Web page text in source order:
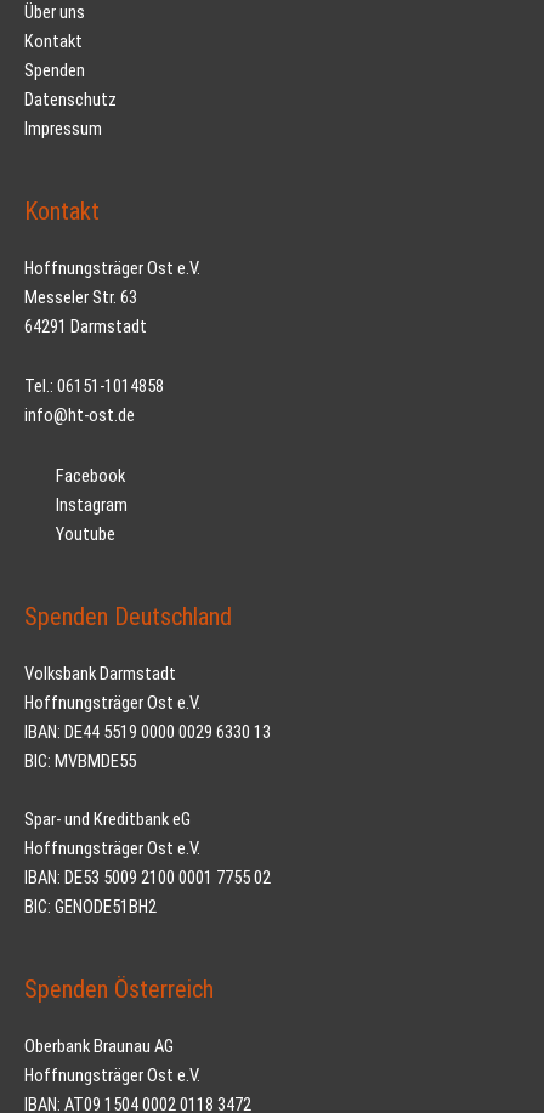
Über uns
Kontakt
Spenden
Datenschutz
Impressum
Kontakt
Hoffnungsträger Ost e.V.
Messeler Str. 63
64291 Darmstadt
Tel.: 06151-1014858
info@ht-ost.de
Facebook
Instagram
Youtube
Spenden Deutschland
Volksbank Darmstadt
Hoffnungsträger Ost e.V.
IBAN: DE44 5519 0000 0029 6330 13
BIC: MVBMDE55
Spar- und Kreditbank eG
Hoffnungsträger Ost e.V.
IBAN: DE53 5009 2100 0001 7755 02
BIC: GENODE51BH2
Spenden Österreich
Oberbank Braunau AG
Hoffnungsträger Ost e.V.
IBAN: AT09 1504 0002 0118 3472